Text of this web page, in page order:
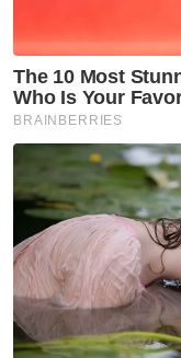
Wanita curi
ditangkap, ada
Sebelum ini
empat hari
Mas selepas
curi beg
RM2,500 di
Tasek